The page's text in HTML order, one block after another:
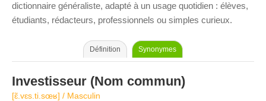
dictionnaire généraliste, adapté à un usage quotidien : élèves,
étudiants, rédacteurs, professionnels ou simples curieux.
Définition Synonymes
Investisseur (Nom commun)
[ɛ̃.vɛs.ti.sœʁ] / Masculin